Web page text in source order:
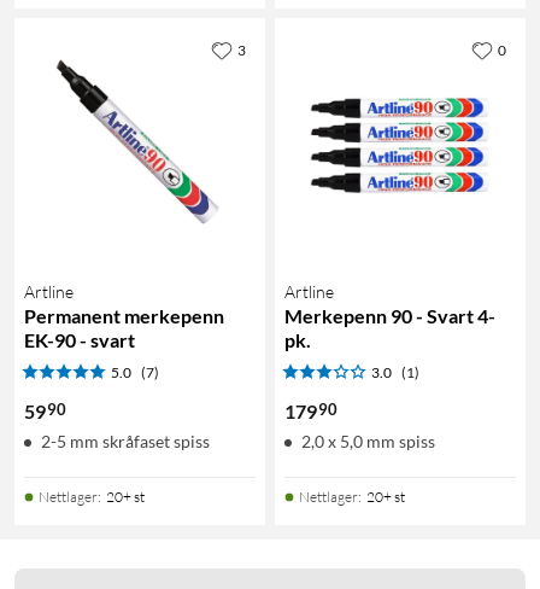
Artline
Permanent merkepenn
EK-90 - svart
5.0 (7)
5990
2-5 mm skråfaset spiss
Nettlager: 20+ st
3
Artline
Merkepenn 90 - Svart 4-
pk.
3.0 (1)
17990
2,0 x 5,0 mm spiss
Nettlager: 20+ st
0